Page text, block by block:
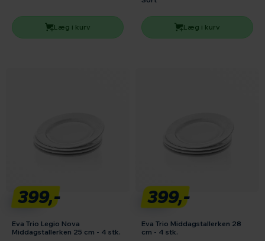
Læg i kurv Læg i kurv
399,-
Eva Trio Legio Nova
Middagstallerken 25 cm - 4 stk.
399,-
Eva Trio Middagstallerken 28
cm - 4 stk.